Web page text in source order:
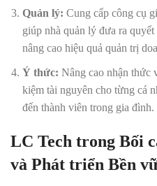
Quản lý: Cung cấp công cụ
giúp nhà quản lý đưa ra
nâng cao hiệu quả quản trị
Ý thức: Nâng cao nhận thức
kiệm tài nguyên cho từng cá
đến thành viên trong gia đình.
LC Tech trong Bối
và Phát triển Bền